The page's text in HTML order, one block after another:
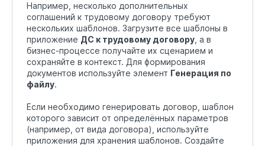
Например, несколько дополнительных
соглашений к трудовому договору требуют
нескольких шаблонов. Загрузите все шаблоны в
приложение ДС к трудовому договору , а в
бизнес-процессе получайте их сценарием и
сохраняйте в контекст. Для формирования
документов используйте элемент Генерация по
файлу.
Если необходимо генерировать договор, шаблон
которого зависит от определённых параметров
(например, от вида договора), используйте
приложения для хранения шаблонов. Создайте